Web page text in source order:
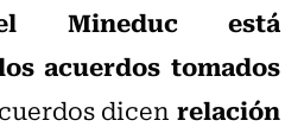
Mineduc está
acuerdos tomados
dicen relación